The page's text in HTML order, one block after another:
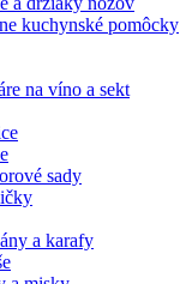
kuchynské pomôcky
na víno a sekt
sady
a karafy